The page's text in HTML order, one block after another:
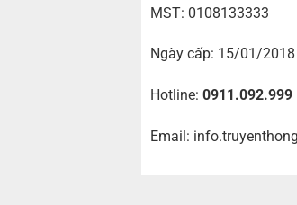
MST: 0108133333
Ngày cấp: 15/01/
Hotline: 0911.092.999
Email: